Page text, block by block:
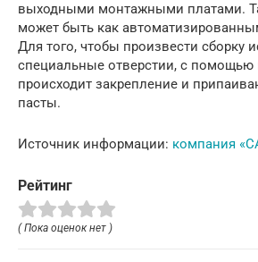
выходными монтажными платами.
может быть как
Для того, чтобы произвести сборку
специальные отверстии, с помощью
происходит закрепление и
пасты.
Источник информации: компания
Рейтинг
( Пока оценок нет )